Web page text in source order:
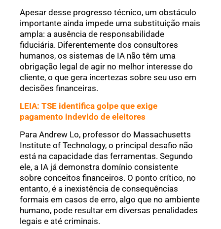
Apesar desse progresso técnico, um obstáculo
importante ainda impede uma substituição mais
ampla: a ausência de responsabilidade
fiduciária. Diferentemente dos consultores
humanos, os sistemas de IA não têm uma
obrigação legal de agir no melhor interesse do
cliente, o que gera incertezas sobre seu uso em
decisões financeiras.
LEIA: TSE identifica golpe que exige
pagamento indevido de eleitores
Para Andrew Lo, professor do Massachusetts
Institute of Technology, o principal desafio não
está na capacidade das ferramentas. Segundo
ele, a IA já demonstra domínio consistente
sobre conceitos financeiros. O ponto crítico, no
entanto, é a inexistência de consequências
formais em casos de erro, algo que no ambiente
humano, pode resultar em diversas penalidades
legais e até criminais.